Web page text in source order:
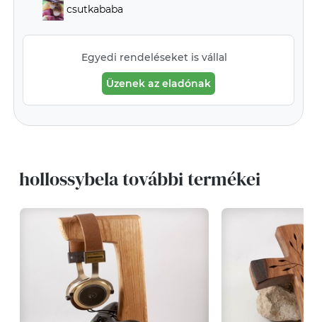
csutkababa
Egyedi rendeléseket is vállal
Üzenek az eladónak
hollossybela további termékei